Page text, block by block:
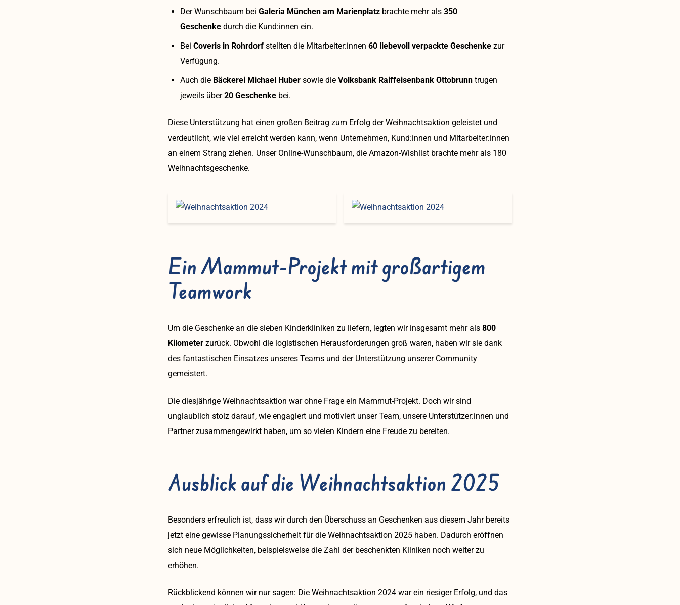
Der Wunschbaum bei Galeria München am Marienplatz brachte mehr als 350
Geschenke durch die Kund:innen ein.
Bei Coveris in Rohrdorf stellten die Mitarbeiter:innen 60 liebevoll verpackte Geschenke zur
Verfügung.
Auch die Bäckerei Michael Huber sowie die Volksbank Raiffeisenbank Ottobrunn trugen
jeweils über 20 Geschenke bei.
Diese Unterstützung hat einen großen Beitrag zum Erfolg der Weihnachtsaktion geleistet und
verdeutlicht, wie viel erreicht werden kann, wenn Unternehmen, Kund:innen und Mitarbeiter:innen
an einem Strang ziehen. Unser Online-Wunschbaum, die Amazon-Wishlist brachte mehr als 180
Weihnachtsgeschenke.
Ein Mammut-Projekt mit großartigem
Teamwork
Um die Geschenke an die sieben Kinderkliniken zu liefern, legten wir insgesamt mehr als 800
Kilometer zurück. Obwohl die logistischen Herausforderungen groß waren, haben wir sie dank
des fantastischen Einsatzes unseres Teams und der Unterstützung unserer Community
gemeistert.
Die diesjährige Weihnachtsaktion war ohne Frage ein Mammut-Projekt. Doch wir sind
unglaublich stolz darauf, wie engagiert und motiviert unser Team, unsere Unterstützer:innen und
Partner zusammengewirkt haben, um so vielen Kindern eine Freude zu bereiten.
Ausblick auf die Weihnachtsaktion 2025
Besonders erfreulich ist, dass wir durch den Überschuss an Geschenken aus diesem Jahr bereits
jetzt eine gewisse Planungssicherheit für die Weihnachtsaktion 2025 haben. Dadurch eröffnen
sich neue Möglichkeiten, beispielsweise die Zahl der beschenkten Kliniken noch weiter zu
erhöhen.
Rückblickend können wir nur sagen: Die Weihnachtsaktion 2024 war ein riesiger Erfolg, und das